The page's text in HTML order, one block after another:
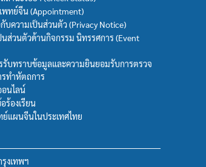
ทย์จีน (Appointment)
กับความเป็นส่วนตัว (Privacy Notice)
นส่วนตัวด้านกิจกรรม นิทรรศการ (Event
รับทราบข้อมูลและความยินยอมรับการตรวจ
ทำหัตถการ
นไลน์
ร้องเรียน
ย์แผนจีนในประเทศไทย
งเทพฯ